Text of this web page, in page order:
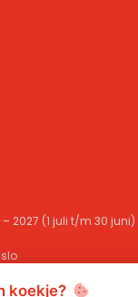
2027 (1 juli t/m 30 juni)
koekje?